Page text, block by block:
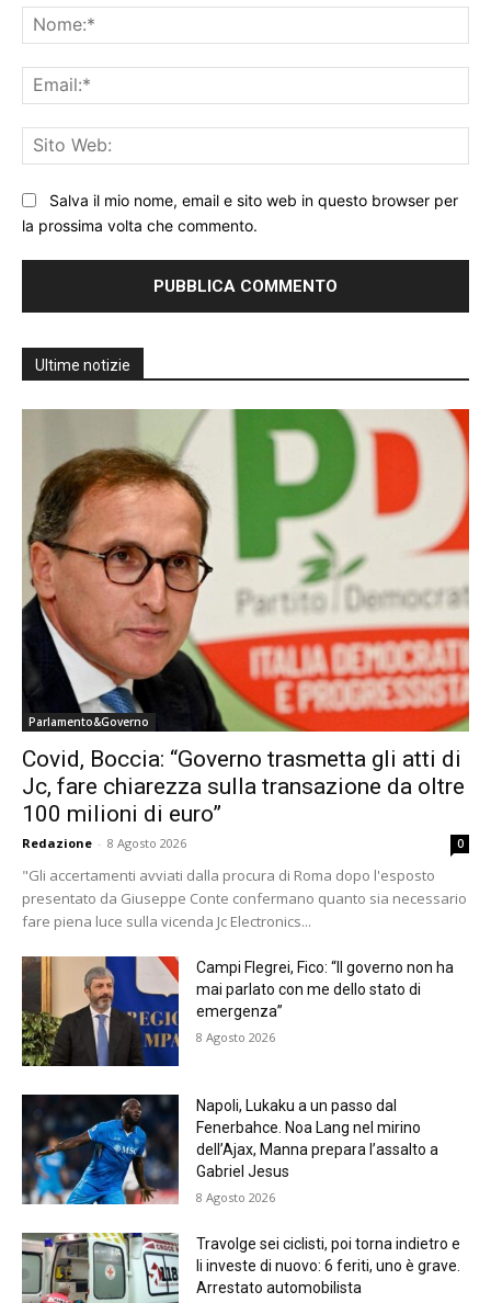
Salva il mio nome, email e sito web in questo browser per
la prossima volta che commento.
Ultime notizie
Parlamento&Governo
Covid, Boccia: “Governo trasmetta gli atti di
Jc, fare chiarezza sulla transazione da oltre
100 milioni di euro”
Redazione - 8 Agosto 2026 0
"Gli accertamenti avviati dalla procura di Roma dopo l'esposto
presentato da Giuseppe Conte confermano quanto sia necessario
fare piena luce sulla vicenda Jc Electronics...
Campi Flegrei, Fico: “Il governo non ha
mai parlato con me dello stato di
emergenza”
8 Agosto 2026
Napoli, Lukaku a un passo dal
Fenerbahce. Noa Lang nel mirino
dell’Ajax, Manna prepara l’assalto a
Gabriel Jesus
8 Agosto 2026
Travolge sei ciclisti, poi torna indietro e
li investe di nuovo: 6 feriti, uno è grave.
Arrestato automobilista